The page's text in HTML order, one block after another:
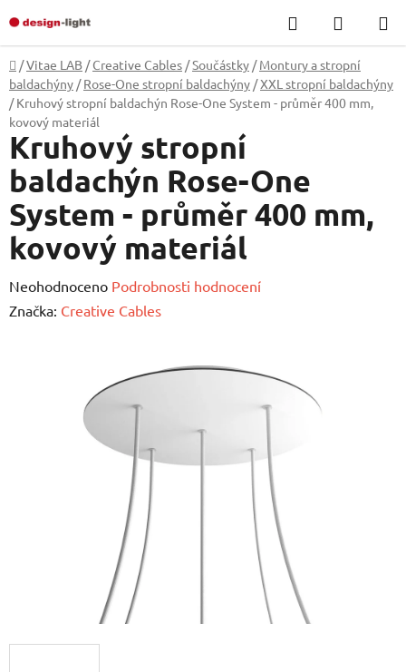
na
obsah
Hledat
KOŠÍK
Domů
/Vitae LAB / Creative Cables /Součástky / Montury a stropní
baldachýny / Rose-One stropní baldachýny /XXL stropní baldachýny
/ Kruhový stropní baldachýn Rose-One System - průměr 400 mm,
kovový materiál
Kruhový stropní
baldachýn Rose-One
System - průměr 400 mm,
kovový materiál
Průměrné
hodnocení
Neohodnoceno Podrobnosti hodnocení
Značka: Creative Cables